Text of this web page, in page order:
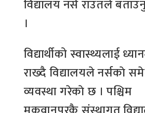
विद्यालय नर्स राउतले
।
विद्यार्थीको स्वास्थ्यलाई
राख्दै विद्यालयले नर्सकाे
व्यवस्था गरेकाे छ । पश्चिम